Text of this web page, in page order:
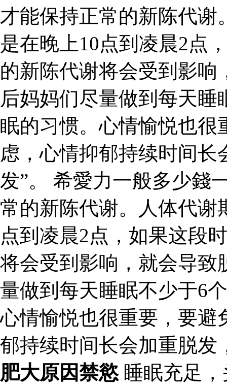
才能保持正常的新陈代
是在晚上10点到凌晨2点
的新陈代谢将会受到影
后妈妈们尽量做到每天
眠的习惯。心情愉悦也很
虑，心情抑郁持续时间长
发”。 希愛力一般多少錢
常的新陈代谢。人体代谢
点到凌晨2点，如果这段
将会受到影响，就会导致
量做到每天睡眠不少于6
心情愉悦也很重要，要避
郁持续时间长会加重脱发
肥大原因禁慾睡眠充足，